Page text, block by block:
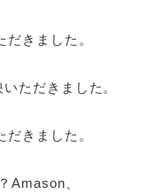
だきました。
ただきました。
だきました。
Amason、